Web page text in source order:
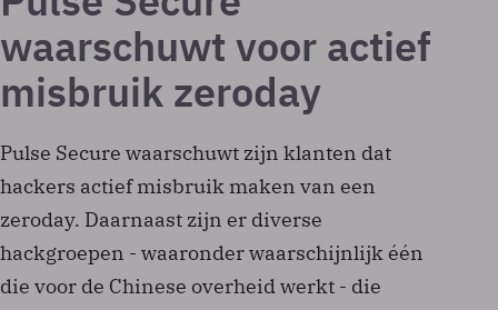
waarschuwt voor actief
misbruik zeroday
Pulse Secure waarschuwt zijn klanten dat
hackers actief misbruik maken van een
zeroday. Daarnaast zijn er diverse
hackgroepen - waaronder waarschijnlijk één
die voor de Chinese overheid werkt - die